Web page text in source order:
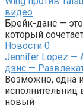
видео
Брейк-данс —
который
Новости 0
Jennifer Lopez —
дэнс —
Возможно, одна
новый